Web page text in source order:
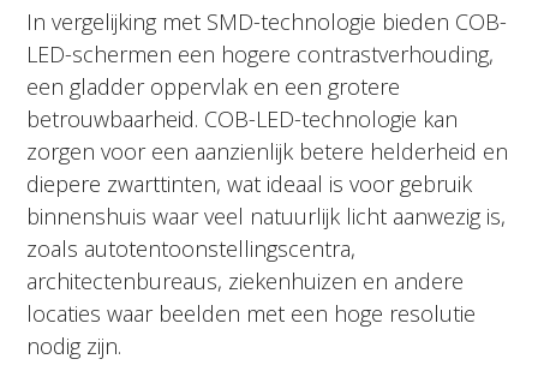
In vergelijking met SMD-technologie bieden COB-
LED-schermen een hogere contrastverhouding,
een gladder oppervlak en een grotere
betrouwbaarheid. COB-LED-technologie kan
zorgen voor een aanzienlijk betere helderheid en
diepere zwarttinten, wat ideaal is voor gebruik
binnenshuis waar veel natuurlijk licht aanwezig is,
zoals autotentoonstellingscentra,
architectenbureaus, ziekenhuizen en andere
locaties waar beelden met een hoge resolutie
nodig zijn.